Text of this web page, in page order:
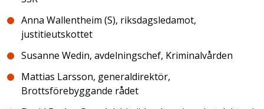
Anna Wallentheim (S), riksdagsledamot,
justitieutskottet
Susanne Wedin, avdelningschef, Kriminalvården
Mattias Larsson, generaldirektör,
Brottsförebyggande rådet